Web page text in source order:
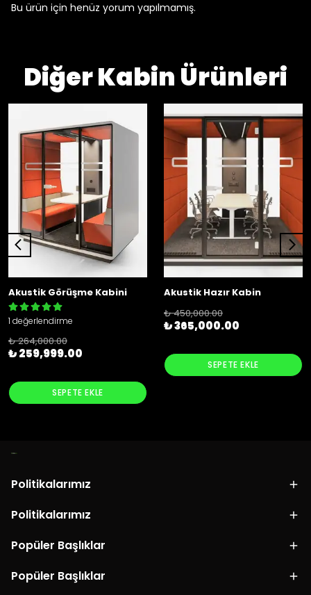
Bu ürün için henüz yorum yapılmamış.
Diğer Kabin Ürünleri
Akustik Görüşme Kabini
1 değerlendirme
₺ 264,000.00
₺ 259,999.00
SEPETE EKLE
Akustik Hazır Kabin
₺ 450,000.00
₺ 365,000.00
SEPETE EKLE
Politikalarımız
Politikalarımız
Popüler Başlıklar
Popüler Başlıklar